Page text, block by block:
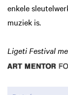
enkele
muziek is.
Ligeti Festival